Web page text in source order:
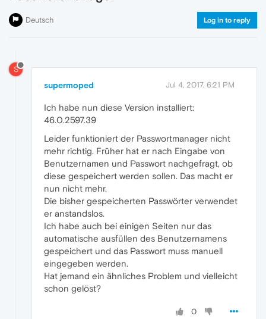
Deutsch Log in to reply
S
supermoped Jul 4, 2017, 6:21 PM
Ich habe nun diese Version installiert:
46.0.2597.39
Leider funktioniert der Passwortmanager nicht
mehr richtig. Früher hat er nach Eingabe von
Benutzernamen und Passwort nachgefragt, ob
diese gespeichert werden sollen. Das macht er
nun nicht mehr.
Die bisher gespeicherten Passwörter verwendet
er anstandslos.
Ich habe auch bei einigen Seiten nur das
automatische ausfüllen des Benutzernamens
gespeichert und das Passwort muss manuell
eingegeben werden.
Hat jemand ein ähnliches Problem und vielleicht
schon gelöst?
0